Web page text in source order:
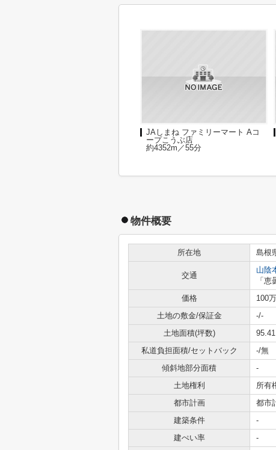
JAしまね ファミリーマート Aコ
ープこうぶ店
約4352m／55分
物件概要
所在地 島根
交通
山陰
「
価格
100
土地の敷金/保証金
-/-
土地面積(坪数)
私道負担面積/セットバック
-/無
傾斜地部分面積
-
土地権利
所有
都市計画
都市
建築条件
-
建ぺい率
-